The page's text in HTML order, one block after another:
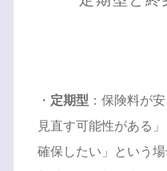
・ 定期型 ：保険料が
見直す可能性がある
確保したい」という